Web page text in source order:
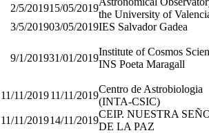
2/5/201915/05/2019
the University of
3/5/201903/05/2019IES Salvador Gadea
9/1/201931/01/2019
Institute of Cosmos
INS Poeta Maragall
11/11/201911/11/2019
Centro de Astrobiologia
(INTA-CSIC)
11/11/201914/11/2019
CEIP. NUESTRA
DE LA PAZ